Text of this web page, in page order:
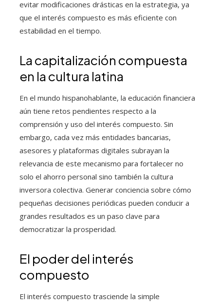
evitar modificaciones drásticas en la estrategia, ya
que el interés compuesto es más eficiente con
estabilidad en el tiempo.
La capitalización compuesta
en la cultura latina
En el mundo hispanohablante, la educación financiera
aún tiene retos pendientes respecto a la
comprensión y uso del interés compuesto. Sin
embargo, cada vez más entidades bancarias,
asesores y plataformas digitales subrayan la
relevancia de este mecanismo para fortalecer no
solo el ahorro personal sino también la cultura
inversora colectiva. Generar conciencia sobre cómo
pequeñas decisiones periódicas pueden conducir a
grandes resultados es un paso clave para
democratizar la prosperidad.
El poder del interés
compuesto
El interés compuesto trasciende la simple